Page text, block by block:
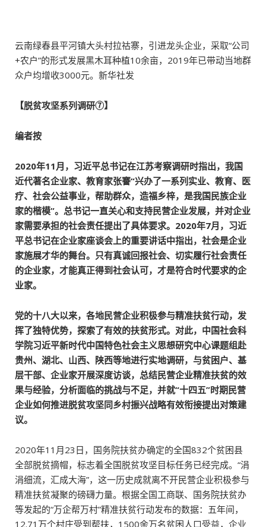
云南绿春县平河镇大头村拉祜寨，引进龙头企业，采取“公司
+农户”的形式发展黑木耳种植10余亩，2019年已带动当地群
众户均增收3000元。新华社发
【脱贫攻坚系列调研⑦】
编者按
2020年11月，习近平总书记在江苏考察调研时指出，我国
近代著名企业家、教育家张謇“兴办了一系列实业、教育、医
疗、社会公益事业，帮助群众，造福乡梓，是我国民族企业
家的楷模”。总书记一直关心和支持民营企业发展，并对企业
家需要承担的社会责任提出了具体要求。2020年7月，习近
平总书记在企业家座谈会上的重要讲话中指出，社会是企业
家施展才华的舞台。只有真诚回报社会、切实履行社会责任
的企业家，才能真正得到社会认可，才是符合时代要求的企
业家。
党的十八大以来，各地民营企业积极参与精准扶贫行动，发
挥了独特优势，探索了有效的扶贫形式。对此，中国社会科
学院习近平新时代中国特色社会主义思想研究中心课题组赴
贵州、湖北、山西、陕西等地进行实地调研，与贫困户、基
层干部、企业家开展深度访谈，总结民营企业精准扶贫的效
果与经验，分析面临的挑战与不足，并就“十四五”时期民营
企业如何推进脱贫攻坚同乡村振兴战略有效衔接提出对策建
议。
2020年11月23日，国务院扶贫办确定的全国832个贫困县
全部脱贫摘帽，标志着全国脱贫攻坚目标任务已经完成。“涓
涓细流，汇成大海”，这一历史成就离不开民营企业积极参与
精准扶贫凝聚的磅礴力量。根据全国工商联、国务院扶贫办
等发起的“万企帮万村”精准扶贫行动发布的数据：五年间，
12.71万个村庄受到帮扶，1500余万名贫困人口受益，企业